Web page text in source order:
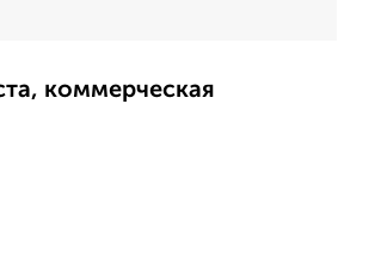
коммерческая